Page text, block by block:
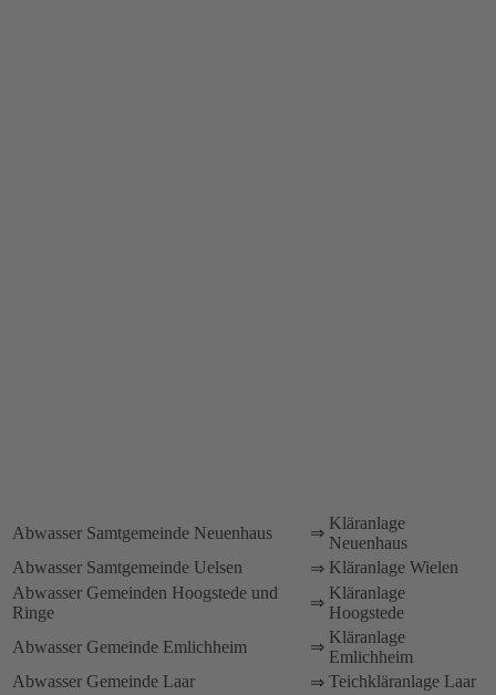
Abwasser Samtgemeinde Neuenhaus ⇒
Kläranlage
Neuenhaus
Abwasser Samtgemeinde Uelsen
⇒ Kläranlage Wielen
Abwasser Gemeinden Hoogstede und
Ringe
⇒
Kläranlage
Hoogstede
Abwasser Gemeinde Emlichheim
⇒
Kläranlage
Emlichheim
Abwasser Gemeinde Laar
⇒ Teichkläranlage Laar